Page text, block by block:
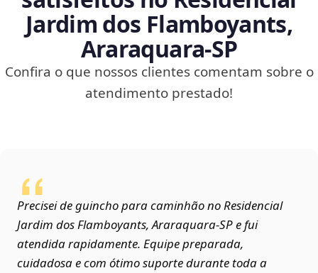
Jardim dos Flamboyants,
Araraquara‑SP
Confira o que nossos clientes comentam sobre o
atendimento prestado!
Precisei de guincho para caminhão no Residencial
Jardim dos Flamboyants, Araraquara‑SP e fui
atendida rapidamente. Equipe preparada,
cuidadosa e com ótimo suporte durante toda a